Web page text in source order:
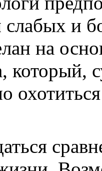
и
на
который,